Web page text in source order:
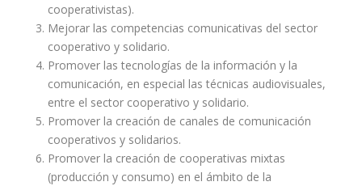
cooperativistas).
Mejorar las competencias comunicativas del sector
cooperativo y solidario.
Promover las tecnologías de la información y la
comunicación, en especial las técnicas audiovisuales,
entre el sector cooperativo y solidario.
Promover la creación de canales de comunicación
cooperativos y solidarios.
Promover la creación de cooperativas mixtas
(producción y consumo) en el ámbito de la